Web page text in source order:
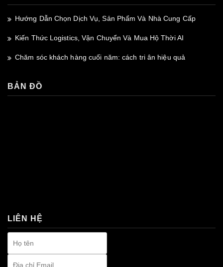
Hướng Dẫn Chọn Dịch Vụ, Sản Phẩm Và Nhà Cung Cấp
Kiến Thức Logistics, Vận Chuyển Và Mua Hộ Thời AI
Chăm sóc khách hàng cuối năm: cách tri ân hiệu quả
BẢN ĐỒ
LIÊN HỆ